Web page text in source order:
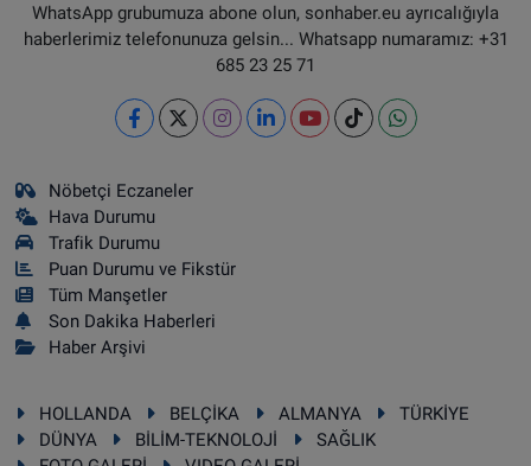
WhatsApp grubumuza abone olun, sonhaber.eu ayrıcalığıyla
haberlerimiz telefonunuza gelsin... Whatsapp numaramız: +31
685 23 25 71
Nöbetçi Eczaneler
Hava Durumu
Trafik Durumu
Puan Durumu ve Fikstür
Tüm Manşetler
Son Dakika Haberleri
Haber Arşivi
HOLLANDA BELÇİKA ALMANYA
TÜRKİYE
DÜNYA
BİLİM-TEKNOLOJİ
SAĞLIK